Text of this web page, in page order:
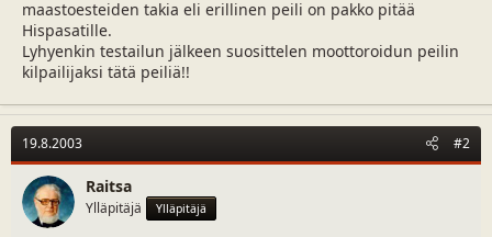
maastoesteiden takia eli erillinen peili on pakko pitää
Hispasatille.
Lyhyenkin testailun jälkeen suosittelen moottoroidun peilin
kilpailijaksi tätä peiliä!!
19.8.2003 #2
Raitsa
Ylläpitäjä Ylläpitäjä